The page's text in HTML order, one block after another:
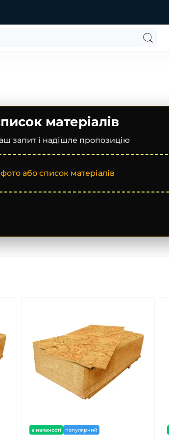
матеріалів
запит і надішле пропозицію
або список матеріалів
в наявності популярний